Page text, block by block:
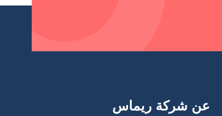
عن شركة ريماس